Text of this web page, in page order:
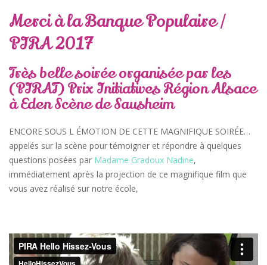
Merci à la Banque Populaire /
PIRA 2017
Très belle soirée organisée par les
(PIRAT) Prix Initiatives Région Alsace
à Eden Scène de Sausheim
ENCORE SOUS L ÉMOTION DE CETTE MAGNIFIQUE SOIRÉE…
appelés sur la scène pour témoigner et répondre à quelques
questions posées par Madame Gradoux Nadine,
immédiatement après la projection de ce magnifique film que
vous avez réalisé sur notre école,